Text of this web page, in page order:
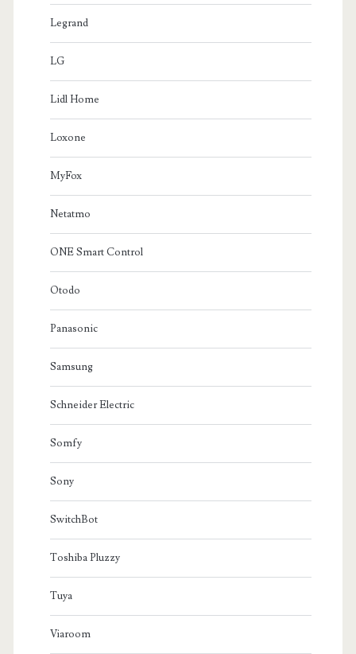
Legrand
LG
Lidl Home
Loxone
MyFox
Netatmo
ONE Smart Control
Otodo
Panasonic
Samsung
Schneider Electric
Somfy
Sony
SwitchBot
Toshiba Pluzzy
Tuya
Viaroom